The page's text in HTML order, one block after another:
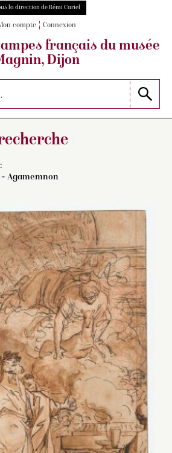
la direction de Rémi Cariel
compte Connexion
français du musée
Dijon
Agamemnon